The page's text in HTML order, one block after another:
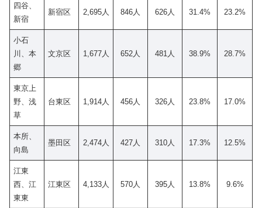
四谷、
新宿
新宿区 2,695人 846人 626人 31.4% 23.2%
小石
川、本
郷
文京区 1,677人 652人 481人 38.9% 28.7%
東京上
野、浅
草
台東区 1,914人 456人 326人 23.8% 17.0%
本所、
向島
墨田区 2,474人 427人 310人 17.3% 12.5%
江東
西、江
東東
江東区 4,133人 570人 395人 13.8% 9.6%